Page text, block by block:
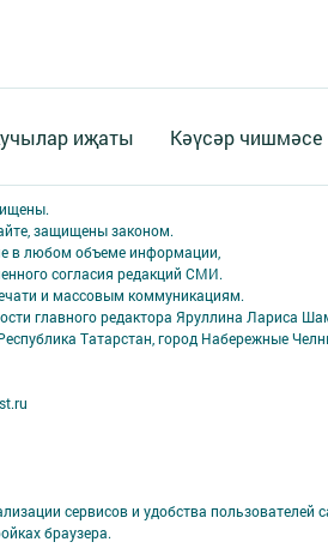
иҗаты Кәүсәр чишмәсе
защищены законом.
в любом объеме информации,
согласия редакций СМИ.
и массовым коммуникациям.
главного редактора Яруллина Лариса
Татарстан, город Набережные
сервисов и удобства пользователей
браузера.